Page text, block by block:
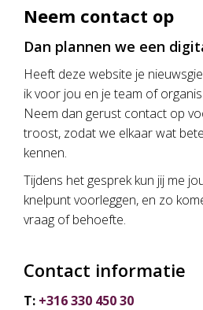
Neem contact op
Dan plannen we een
Heeft deze website je
ik voor jou en je team of
Neem dan gerust contact op
troost, zodat we elkaar wat
kennen.
Tijdens het gesprek kun jij me
knelpunt voorleggen, en zo
vraag of behoefte.
Contact informatie
T: +316 330 450 30